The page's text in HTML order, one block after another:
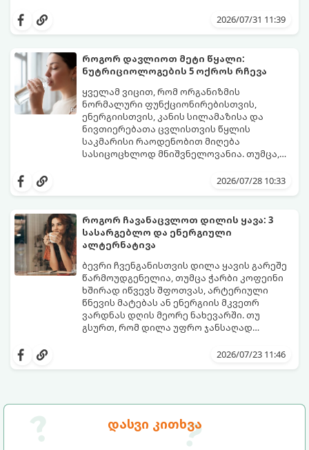
დასვი კითხვა
ცვლილებები ამ მომენტამდე ბევრად ადრე
საშუალოდ 40-დან 50 წლამდე ასაკში იწყება
და შესაძლოა 4-დან 8 წლამდე
გაგრძელდეს).
იმისათვის, რომ ეს პერიოდი შფოთვის
გარეშე გაიაროთ, მნიშვნელოვანია
იცოდეთ, რა სიგნალებს გზავნის ორგანიზმი
და როგორ შეიმსუბუქოთ მდგომარეობა
მეან-გინეკოლოგებისა და
ნუტრიციოლოგების რეკომენდაციებით.
2026/07/31 11:39
როგორ დავლიოთ მეტი წყალი:
ნუტრიციოლოგების 5 ოქროს რჩევა
ყველამ ვიცით, რომ ორგანიზმის
ნორმალური ფუნქციონირებისთვის,
ენერგიისთვის, კანის სილამაზისა და
ნივთიერებათა ცვლისთვის წყლის
საკმარისი რაოდენობით მიღება
სასიცოცხლოდ მნიშვნელოვანია. თუმცა,
უბრალოდ ჩვევის არქონის გამო, დღის
გამოწვევად რჩება.
დალევა ან მისი გემო მოსაწყენი
დაგეხმარებათ, წყლის სმა
ყოველდღიურ, სასიამოვნო ჩვევად
აქციოთ.
2026/07/28 10:33
როგორ ჩავანაცვლოთ დილის ყავა: 3
სასარგებლო და ენერგიული
ალტერნატივა
ბევრი ჩვენგანისთვის დილა ყავის გარეშე
წარმოუდგენელია, თუმცა ჭარბი კოფეინი
ხშირად იწვევს შფოთვას, არტერიული
წნევის მატებას ან ენერგიის მკვეთრ
ვარდნას დღის მეორე ნახევარში. თუ
გსურთ, რომ დილა უფრო ჯანსაღად
შეინარჩუნოთ, ექსპერტები ყავის სამ
თქვენთვის სასურველი სასმელი:2026/07/23 11:46